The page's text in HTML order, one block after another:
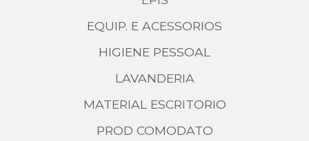
EQUIP. E ACESSORIOS
HIGIENE PESSOAL
LAVANDERIA
MATERIAL ESCRITORIO
PROD COMODATO